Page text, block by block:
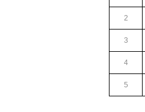
2
3
4
5